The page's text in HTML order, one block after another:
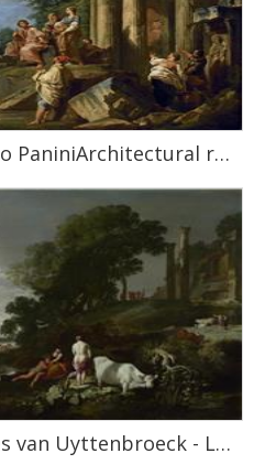
卢浮宫-Giovanni Paolo PaniniArchitectural ruins with the Arch of Janus-0791
大英博物馆藏画-Moses van Uyttenbroeck - Landscape with Mythological Figures-1763